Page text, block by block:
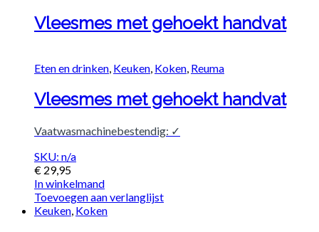
Vleesmes met gehoekt handvat
Eten en drinken, Keuken, Koken, Reuma
Vleesmes met gehoekt handvat
Vaatwasmachinebestendig: ✓
SKU: n/a
€ 29,95
In winkelmand
Toevoegen aan verlanglijst
Keuken, Koken